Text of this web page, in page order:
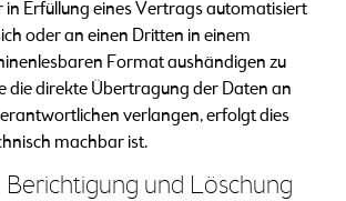
in Erfüllung eines Vertrags automatisiert
oder an einen Dritten in einem
Format aushändigen zu
die direkte Übertragung der Daten an
verlangen, erfolgt dies
machbar ist.
Berichtigung und Löschung